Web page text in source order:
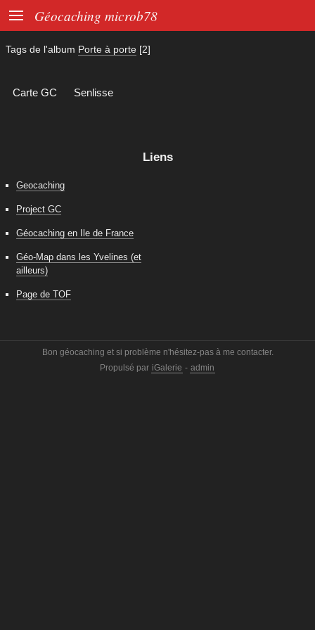
 Géocaching microb78
Tags de l'album Porte à porte [2]
Carte GC Senlisse
Liens
Geocaching
Project GC
Géocaching en Ile de France
Géo-Map dans les Yvelines (et
ailleurs)
Page de TOF
Bon géocaching et si problème n'hésitez-pas à me contacter.
Propulsé par iGalerie - admin